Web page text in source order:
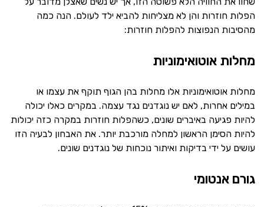
הפלות חוזרות והן לא מצליחות להביא ילד לעולם. הנה כמה
מהסיבות הנפוצות להפלות חוזרות:
מחלות אוטואימוניות
מחלות אוטואימוניות אלו מחלות בהן הגוף תוקף את עצמו או
במילים אחרות, לאם יש נוגדנים נגד עצמה. במקרים כאלו יכולה
להיות פגיעה באיברים שונים, כשהפלות חוזרות במקרה כזה יכולות
להיות הסימן הראשון למחלה מורכבת יותר. את האבחון לבעיה הזו
עושים על ידי בדיקות ואיתור נוכחות של נוגדנים שונים.
גורם אנטומי